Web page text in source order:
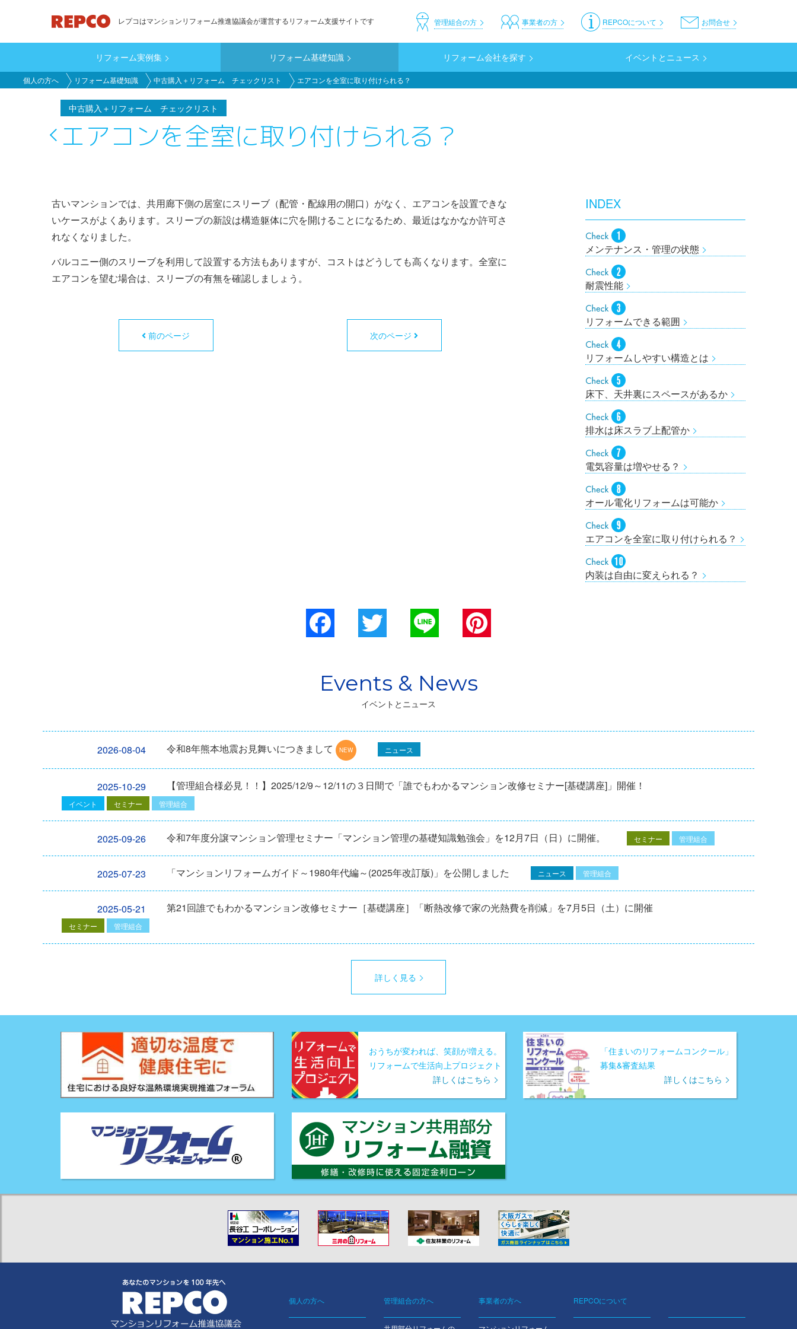
ン
ン
テ
レプコはマンションリフォーム推進協議会が運営するリフォーム支援サイトです header_customer お問合せ
REPCOについて
事業者の方
管理組合の方
main_customer
リフォーム実例集 リフォーム基礎知識 リフォーム会社を探す イベントとニュース
個人の方へ リフォーム基礎知識 中古購入＋リフォーム チェックリスト エアコンを全室に取り付けられる？
中古購入＋リフォーム チェックリスト
エアコンを全室に取り付けられる？
古いマンションでは、共用廊下側の居室にスリーブ（配管・配線用の開口）がなく、エアコンを設置できな
いケースがよくあります。スリーブの新設は構造躯体に穴を開けることになるため、最近はなかなか許可さ
れなくなりました。
バルコニー側のスリーブを利用して設置する方法もありますが、コストはどうしても高くなります。全室に
エアコンを望む場合は、スリーブの有無を確認しましょう。
前のページ 次のページ
INDEX
メンテナンス・管理の状態
耐震性能
リフォームできる範囲
リフォームしやすい構造とは
床下、天井裏にスペースがあるか
排水は床スラブ上配管か
電気容量は増やせる？
オール電化リフォームは可能か
エアコンを全室に取り付けられる？
内装は自由に変えられる？
Facebook
イベントとニュース
2026-08-04 令和8年熊本地震お見舞いにつきまして ニュース
2025-10-29 【管理組合様必見！！】2025/12/9～12/11の３日間で「誰でもわかるマンション改修セミナー[基礎講座]」開催！
イベント セミナー 管理組合
2025-09-26 令和7年度分譲マンション管理セミナー「マンション管理の基礎知識勉強会」を12⽉7⽇（⽇）に開催。 セミナー 管理組合
2025-07-23 「マンションリフォームガイド～1980年代編～(2025年改訂版)」を公開しました ニュース 管理組合
2025-05-21 第21回誰でもわかるマンション改修セミナー［基礎講座］「断熱改修で家の光熱費を削減」を7月5日（土）に開催
セミナー 管理組合
詳しく見る
おうちが変われば、笑顔が増える。
リフォームで生活向上プロジェクト
詳しくはこちら
「住まいのリフォームコンクール」
募集&審査結果
詳しくはこちら
Footer
個人の方へ 管理組合の方へ 事業者の方へ REPCOについて